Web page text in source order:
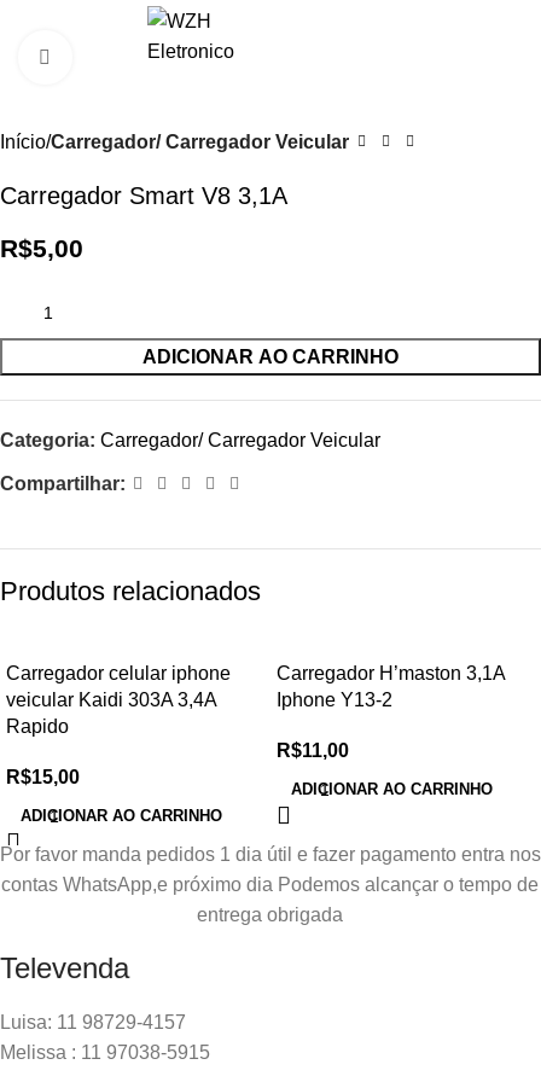
Clique para ampliar
Início Carregador/ Carregador Veicular
Carregador Smart V8 3,1A
R$5,00
ADICIONAR AO CARRINHO
Categoria: Carregador/ Carregador Veicular
Compartilhar:
Produtos relacionados
Carregador celular iphone
veicular Kaidi 303A 3,4A
Rapido
R$15,00
ADICIONAR AO CARRINHO
Carregador H’maston 3,1A
Iphone Y13-2
R$11,00
ADICIONAR AO CARRINHO
Por favor manda pedidos 1 dia útil e fazer pagamento entra nos
contas WhatsApp,e próximo dia Podemos alcançar o tempo de
entrega obrigada
Televenda
Luisa: 11 98729-4157
Melissa : 11 97038-5915